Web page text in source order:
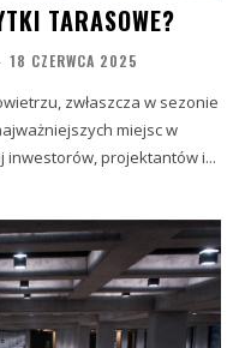
TARASOWE?
18 CZERWCA 2025
zwłaszcza w sezonie
miejsc w
inwestorów, projektantów i...